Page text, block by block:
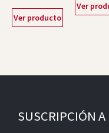
Ver producto
Ver
SUSCRIPCIÓN